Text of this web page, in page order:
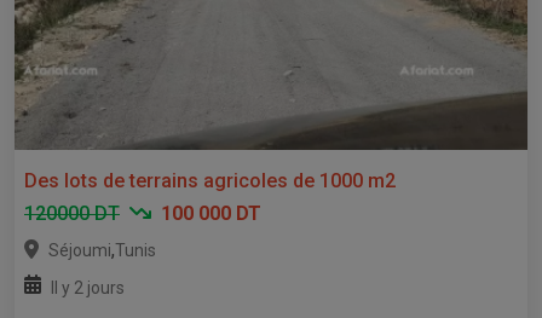
Des lots de terrains agricoles de 1000 m2
120000 DT
100 000 DT
Séjoumi,Tunis
Il y 2 jours